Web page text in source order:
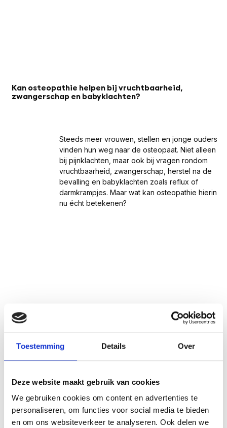
Toestemming Details Over
Deze website maakt gebruik van cookies
We gebruiken cookies om content en advertenties te
personaliseren, om functies voor social media te bieden
en om ons websiteverkeer te analyseren. Ook delen we
Kan osteopathie helpen bij vruchtbaarheid,
zwangerschap en babyklachten?
Steeds meer vrouwen, stellen en jonge ouders
vinden hun weg naar de osteopaat. Niet alleen
bij pijnklachten, maar ook bij vragen rondom
vruchtbaarheid, zwangerschap, herstel na de
bevalling en babyklachten zoals reflux of
darmkrampjes. Maar wat kan osteopathie hierin
nu écht betekenen?